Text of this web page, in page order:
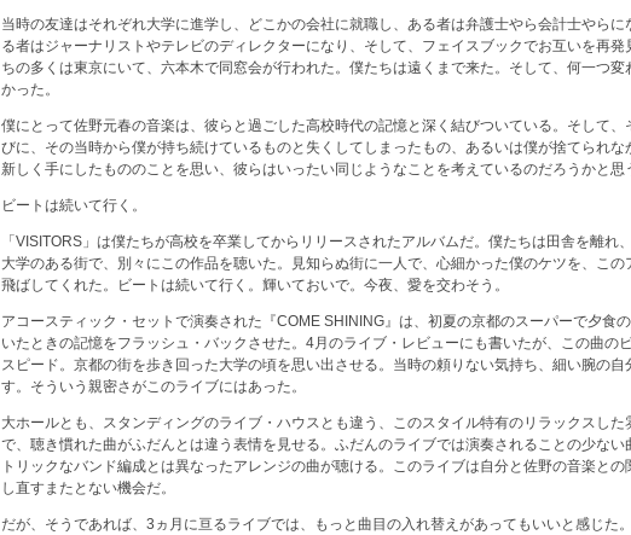
当時の友達はそれぞれ大学に進学し、どこかの会社に就職し、ある者は弁護士やら会計士やらに
る者はジャーナリストやテレビのディレクターになり、そして、フェイスブックでお互いを再発
ちの多くは東京にいて、六本木で同窓会が行われた。僕たちは遠くまで来た。そして、何一つ変
かった。
僕にとって佐野元春の音楽は、彼らと過ごした高校時代の記憶と深く結びついている。そして、
びに、その当時から僕が持ち続けているものと失くしてしまったもの、あるいは僕が捨てられな
新しく手にしたもののことを思い、彼らはいったい同じようなことを考えているのだろうかと思
ビートは続いて行く。
「VISITORS」は僕たちが高校を卒業してからリリースされたアルバムだ。僕たちは田舎を離れ
大学のある街で、別々にこの作品を聴いた。見知らぬ街に一人で、心細かった僕のケツを、この
飛ばしてくれた。ビートは続いて行く。輝いておいで。今夜、愛を交わそう。
アコースティック・セットで演奏された『COME SHINING』は、初夏の京都のスーパーで夕食
いたときの記憶をフラッシュ・バックさせた。4月のライブ・レビューにも書いたが、この曲の
スピード。京都の街を歩き回った大学の頃を思い出させる。当時の頼りない気持ち、細い腕の自
す。そういう親密さがこのライブにはあった。
大ホールとも、スタンディングのライブ・ハウスとも違う、このスタイル特有のリラックスした
で、聴き慣れた曲がふだんとは違う表情を見せる。ふだんのライブでは演奏されることの少ない
トリックなバンド編成とは異なったアレンジの曲が聴ける。このライブは自分と佐野の音楽との
し直すまたとない機会だ。
だが、そうであれば、3ヵ月に亘るライブでは、もっと曲目の入れ替えがあってもいいと感じた